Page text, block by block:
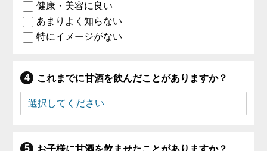
健康・美容に良い
あまりよく知らない
特にイメージがない
これまでに甘酒を飲んだことがありますか？
お子様に甘酒を飲ませたことがありますか？